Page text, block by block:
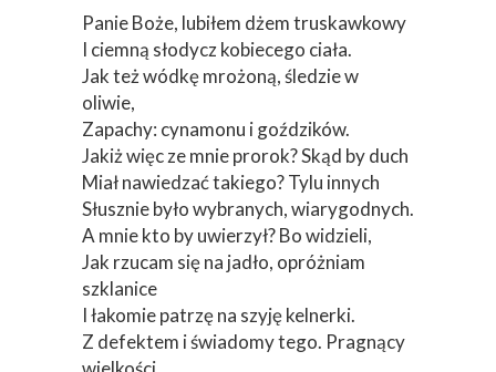
Jakiż więc ze mnie prorok? Skąd by duch
Miał nawiedzać takiego? Tylu innych
Słusznie było wybranych, wiarygodnych.
A mnie kto by uwierzył? Bo widzieli,
Jak rzucam się na jadło, opróżniam
szklanice
I łakomie patrzę na szyję kelnerki.
Z defektem i świadomy tego. Pragnący
wielkości,
Umiejący ją rozpoznać gdziekolwiek
jest,
A jednak niezupełnie jasnego widzenia,
Wiedziałem, co zostaje dla mniejszych,
jak ja: